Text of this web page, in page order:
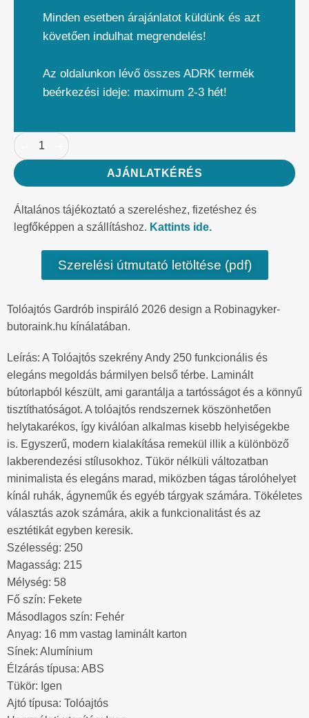
Minden esetben árajánlatot küldünk és azt
követően indulhat megrendelés!
Az oldalunkon lévő összes ADRK termék
beérkezési ideje: maximum 2-3 hét!
AJÁNLATKÉRÉS
Általános tájékoztató a szereléshez, fizetéshez és
legfőképpen a szállításhoz. Kattints ide.
Szerelési útmutató letöltése (pdf)
Tolóajtós Gardrób inspiráló 2026 design a Robinagyker-
butoraink.hu kínálatában.
Leírás: A Tolóajtós szekrény Andy 250 funkcionális és
elegáns megoldás bármilyen belső térbe. Laminált
bútorlapból készült, ami garantálja a tartósságot és a könnyű
tisztíthatóságot. A tolóajtós rendszernek köszönhetően
helytakarékos, így kiválóan alkalmas kisebb helyiségekbe
is. Egyszerű, modern kialakítása remekül illik a különböző
lakberendezési stílusokhoz. Tükör nélküli változatban
minimalista és elegáns marad, miközben tágas tárolóhelyet
kínál ruhák, ágyneműk és egyéb tárgyak számára. Tökéletes
választás azok számára, akik a funkcionalitást és az
esztétikát egyben keresik.
Szélesség: 250
Magasság: 215
Mélység: 58
Fő szín: Fekete
Másodlagos szín: Fehér
Anyag: 16 mm vastag laminált karton
Sínek: Alumínium
Élzárás típusa: ABS
Tükör: Igen
Ajtó típusa: Tolóajtós